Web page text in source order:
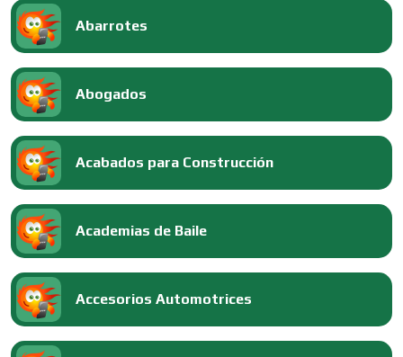
Abarrotes
Abogados
Acabados para Construcción
Academias de Baile
Accesorios Automotrices